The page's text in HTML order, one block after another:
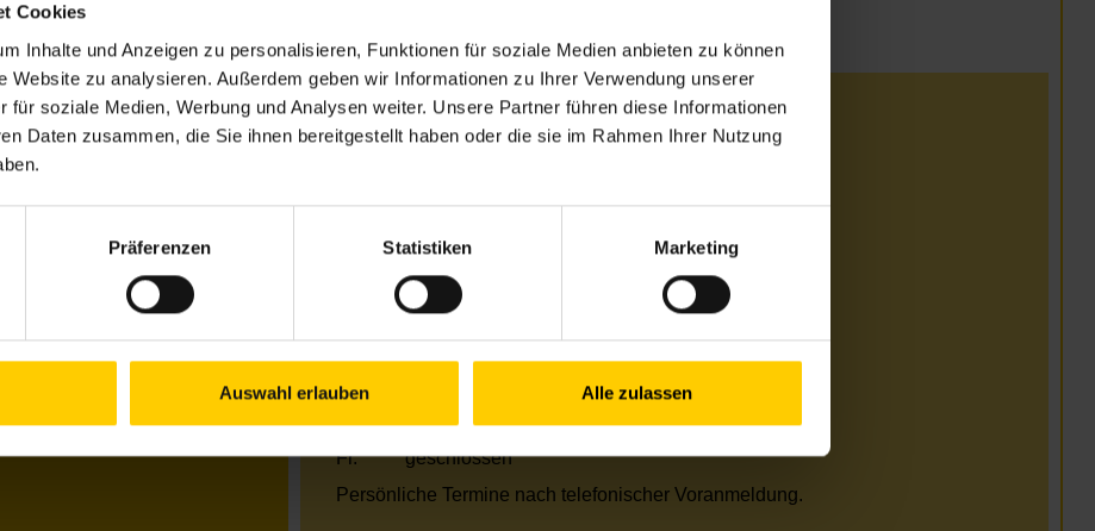
Cookies
Inhalte und Anzeigen zu personalisieren, Funktionen für soziale Medien anbieten zu können
Website zu analysieren. Außerdem geben wir Informationen zu Ihrer Verwendung unserer
für soziale Medien, Werbung und Analysen weiter. Unsere Partner führen diese Informationen
Daten zusammen, die Sie ihnen bereitgestellt haben oder die sie im Rahmen Ihrer Nutzung
Präferenzen Statistiken Marketing
Auswahl erlauben Alle zulassen
Öffnungszeiten Juni
09.00–12.00 & 13.00–17.00 Uhr
Öffnungszeiten Juli und August
Mo.
13.00–18.00 Uhr
Di.
Fr.
geschlossen
Persönliche Termine nach telefonischer Voranmeldung.